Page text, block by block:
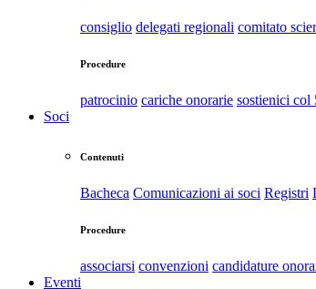
consiglio delegati regionali comitato
Procedure
patrocinio cariche onorarie sostienici
Soci
Contenuti
Bacheca Comunicazioni ai soci Registri
Procedure
associarsi convenzioni candidature
Eventi